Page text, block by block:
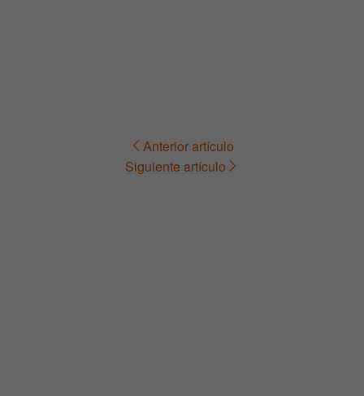
Navegación Anterior artículo
Siguiente artículo